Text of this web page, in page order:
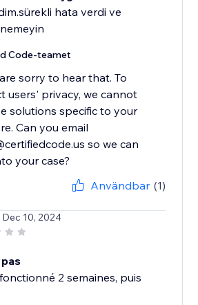
hata verdi ve
Code-teamet
sorry to hear that. To
users' privacy, we cannot
solutions specific to your
Can you email
so we can
your case?
Användbar (1)
Dec 10, 2024
2 semaines, puis